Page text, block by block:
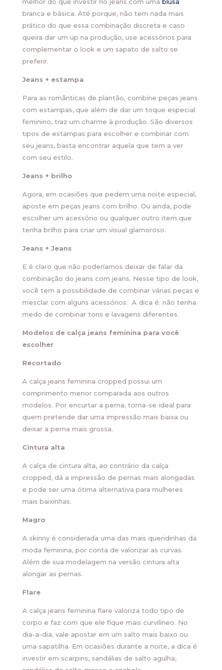
melhor do que investir no jeans com uma blusa
branca e básica. Até porque, não tem nada mais
prático do que essa combinação discreta e caso
queira dar um up na produção, use acessórios para
complementar o look e um sapato de salto se
preferir.
Jeans + estampa
Para as românticas de plantão, combine peças jeans
com estampas, que além de dar um toque especial
feminino, traz um charme à produção. São diversos
tipos de estampas para escolher e combinar com
seu jeans, basta encontrar aquela que tem a ver
com seu estilo.
Jeans + brilho
Agora, em ocasiões que pedem uma noite especial,
aposte em peças jeans com brilho. Ou ainda, pode
escolher um acessório ou qualquer outro item que
tenha brilho para criar um visual glamoroso.
Jeans + Jeans
E é claro que não poderíamos deixar de falar da
combinação do jeans com jeans. Nesse tipo de look,
você tem a possibilidade de combinar várias peças e
mesclar com alguns acessórios. A dica é: não tenha
medo de combinar tons e lavagens diferentes.
Modelos de calça jeans feminina para você
escolher
Recortado
A calça jeans feminina cropped possui um
comprimento menor comparada aos outros
modelos. Por encurtar a perna, torna-se ideal para
quem pretende dar uma impressão mais baixa ou
deixar a perna mais grossa.
Cintura alta
A calça de cintura alta, ao contrário da calça
cropped, dá a impressão de pernas mais alongadas
e pode ser uma ótima alternativa para mulheres
mais baixinhas.
Magro
A skinny é considerada uma das mais queridinhas da
moda feminina, por conta de valorizar as curvas.
Além de sua modelagem na versão cintura alta
alongar as pernas.
Flare
A calça jeans feminina flare valoriza todo tipo de
corpo e faz com que ele fique mais curvilíneo. No
dia-a-dia, vale apostar em um salto mais baixo ou
uma sapatilha. Em ocasiões durante a noite, a dica é
investir em scarpins, sandálias de salto agulha,